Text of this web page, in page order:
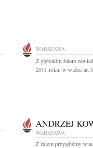
WARSZAWA
Z głębokim żalem
2011 roku, w wieku lat
ANDRZEJ
WARSZAWA
Z żalem przyjęliśmy